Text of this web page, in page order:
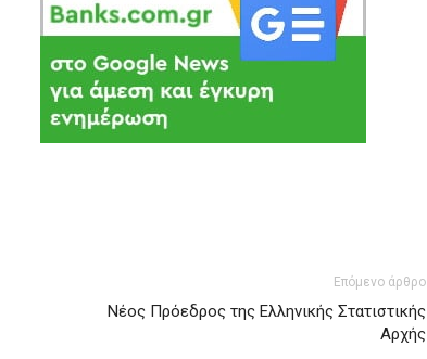
Επόμενο άρθρο
Νέος Πρόεδρος της Ελληνικής Στατιστικής
Αρχής